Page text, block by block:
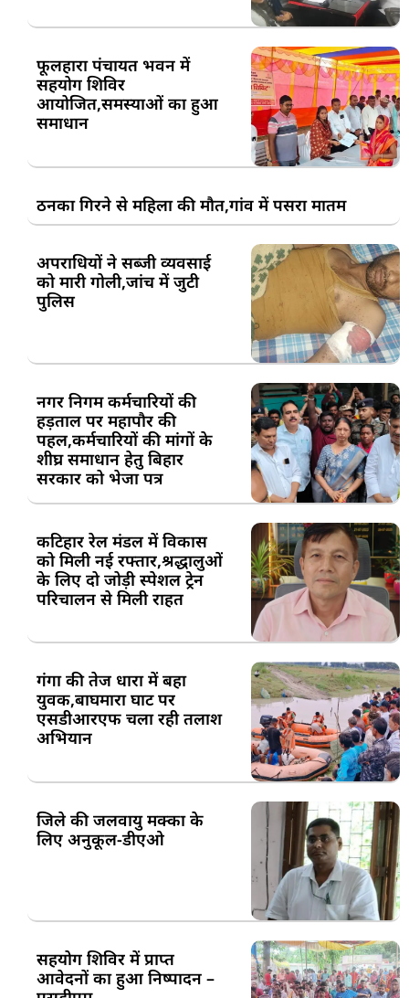
फूलहारा पंचायत भवन में
सहयोग शिविर
आयोजित,समस्याओं का हुआ
समाधान
ठनका गिरने से महिला की मौत,गांव में पसरा मातम
अपराधियों ने सब्जी व्यवसाई
को मारी गोली,जांच में जुटी
पुलिस
नगर निगम कर्मचारियों की
हड़ताल पर महापौर की
पहल,कर्मचारियों की मांगों के
शीघ्र समाधान हेतु बिहार
सरकार को भेजा पत्र
कटिहार रेल मंडल में विकास
को मिली नई रफ्तार,श्रद्धालुओं
के लिए दो जोड़ी स्पेशल ट्रेन
परिचालन से मिली राहत
गंगा की तेज धारा में बहा
युवक,बाघमारा घाट पर
एसडीआरएफ चला रही तलाश
अभियान
जिले की जलवायु मक्का के
लिए अनुकूल-डीएओ
सहयोग शिविर में प्राप्त
आवेदनों का हुआ निष्पादन –